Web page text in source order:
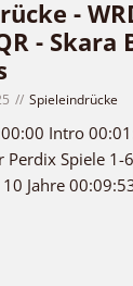
-
- Skara
Spieleindrücke
Intro
Perdix Spiele 1-
Jahre